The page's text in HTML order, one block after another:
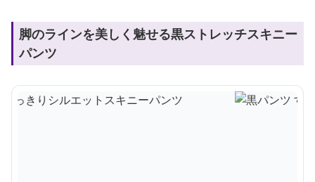
脚のラインを美しく魅せる黒ストレッチスキニー
パンツ